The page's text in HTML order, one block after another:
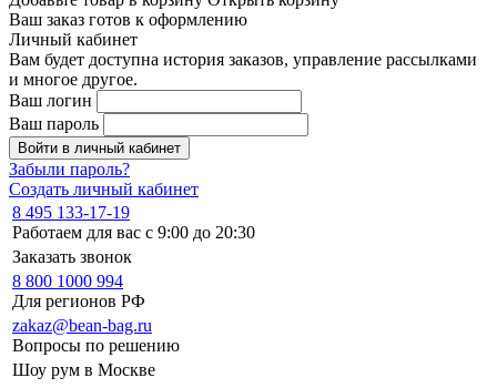
Ваш заказ готов к оформлению
Личный кабинет
Вам будет доступна история заказов, управление рассылками
и многое другое.
Ваш логин
Ваш пароль
Войти в личный кабинет
Забыли пароль?
Создать личный кабинет
8 495 133-17-19
Работаем для вас с 9:00 до 20:30
Заказать звонок
8 800 1000 994
Для регионов РФ
zakaz@bean-bag.ru
Вопросы по решению
Шоу рум в Москве